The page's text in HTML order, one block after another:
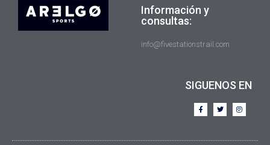
Información y
consultas:
info@fivestationstrail.com
SIGUENOS EN